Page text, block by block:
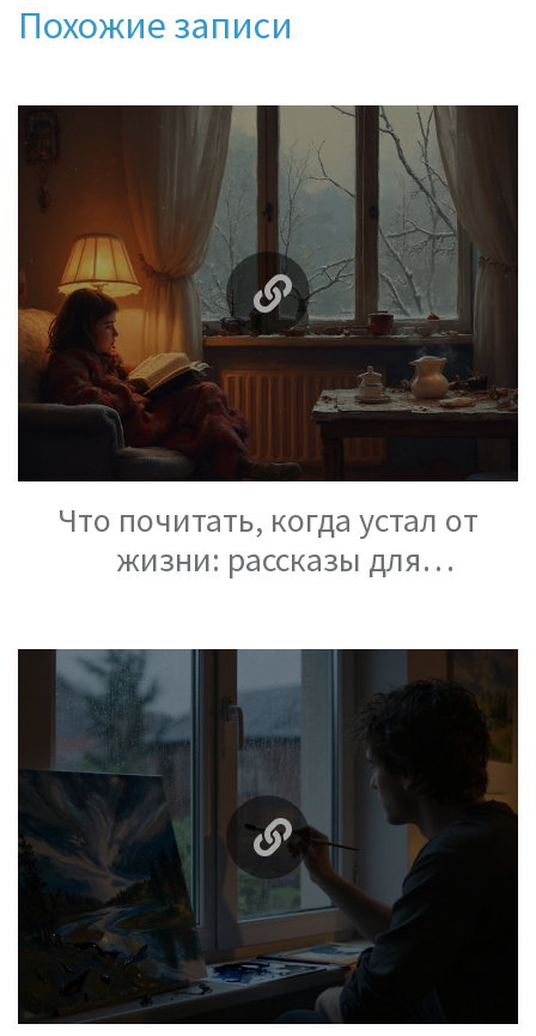
Похожие записи
Что почитать, когда устал от
жизни: рассказы для